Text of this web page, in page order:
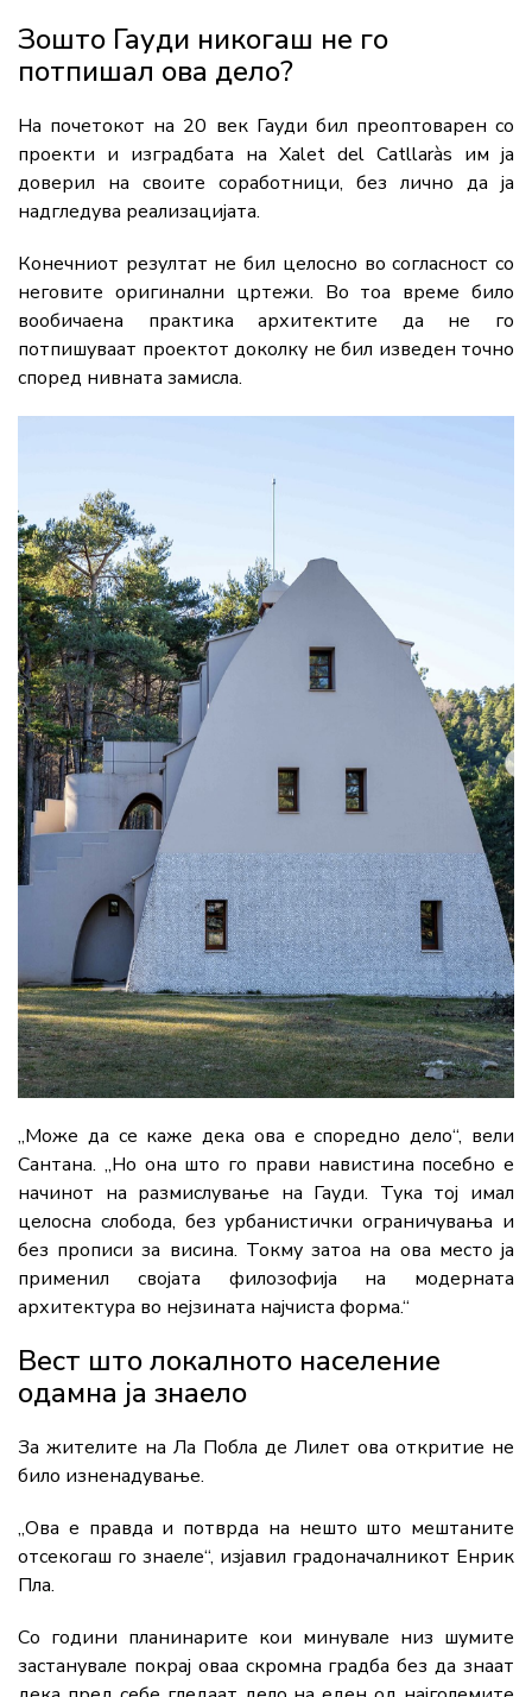
Зошто Гауди никогаш не го
потпишал ова дело?
На почетокот на 20 век Гауди бил преоптоварен со
проекти и изградбата на Xalet del Catllaràs им ја
доверил на своите соработници, без лично да ја
надгледува реализацијата.
Конечниот резултат не бил целосно во согласност со
неговите оригинални цртежи. Во тоа време било
вообичаена практика архитектите да не го
потпишуваат проектот доколку не бил изведен точно
според нивната замисла.
„Може да се каже дека ова е споредно дело“, вели
Сантана. „Но она што го прави навистина посебно е
начинот на размислување на Гауди. Тука тој имал
целосна слобода, без урбанистички ограничувања и
без прописи за висина. Токму затоа на ова место ја
применил својата филозофија на модерната
архитектура во нејзината најчиста форма.“
Вест што локалното население
одамна ја знаело
За жителите на Ла Побла де Лилет ова откритие не
било изненадување.
„Ова е правда и потврда на нешто што мештаните
отсекогаш го знаеле“, изјавил градоначалникот Енрик
Пла.
Со години планинарите кои минувале низ шумите
застанувале покрај оваа скромна градба без да знаат